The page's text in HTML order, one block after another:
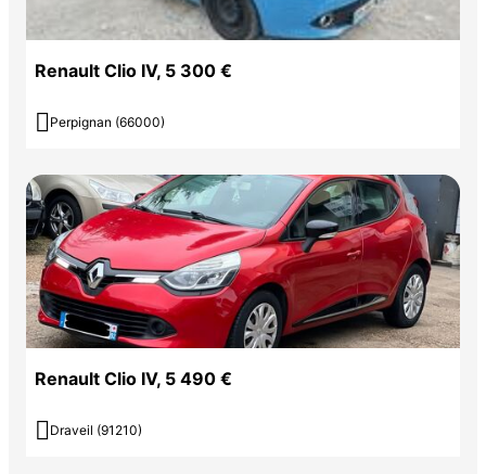
Renault Clio IV, 5 300 €
 Perpignan (66000)
Renault Clio IV, 5 490 €
 Draveil (91210)